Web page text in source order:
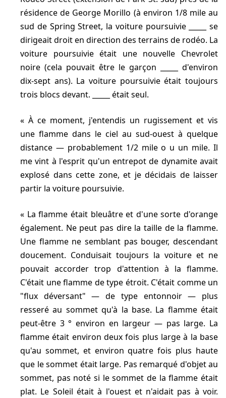
résidence de George Morillo (à environ 1/8 mile au
sud de Spring Street, la voiture poursuivie _____ se
dirigeait droit en direction des terrains de rodéo. La
voiture poursuivie était une nouvelle Chevrolet
noire (cela pouvait être le garçon _____ d'environ
dix-sept ans). La voiture poursuivie était toujours
trois blocs devant. _____ était seul.
À ce moment, j'entendis un rugissement et vis
une flamme dans le ciel au sud-ouest à quelque
distance — probablement 1/2 mile o u un mile. Il
me vint à l'esprit qu'un entrepot de dynamite avait
explosé dans cette zone, et je décidais de laisser
partir la voiture poursuivie.
La flamme était bleuâtre et d'une sorte d'orange
également. Ne peut pas dire la taille de la flamme.
Une flamme ne semblant pas bouger, descendant
doucement. Conduisait toujours la voiture et ne
pouvait accorder trop d'attention à la flamme.
C'était une flamme de type étroit. C'était comme un
"flux déversant" — de type entonnoir — plus
resseré au sommet qu'à la base. La flamme était
peut-être 3 ° environ en largeur — pas large. La
flamme était environ deux fois plus large à la base
qu'au sommet, et environ quatre fois plus haute
que le sommet était large. Pas remarqué d'objet au
sommet, pas noté si le sommet de la flamme était
plat. Le Soleil était à l'ouest et n'aidait pas à voir.